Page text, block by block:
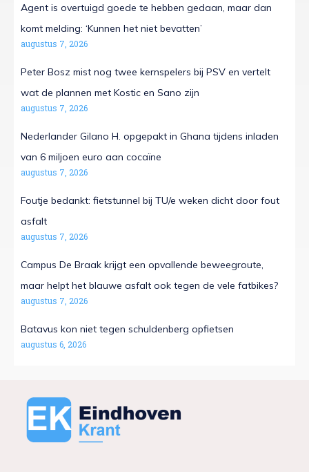
Agent is overtuigd goede te hebben gedaan, maar dan
komt melding: ‘Kunnen het niet bevatten’
augustus 7, 2026
Peter Bosz mist nog twee kernspelers bij PSV en vertelt
wat de plannen met Kostic en Sano zijn
augustus 7, 2026
Nederlander Gilano H. opgepakt in Ghana tijdens inladen
van 6 miljoen euro aan cocaïne
augustus 7, 2026
Foutje bedankt: fietstunnel bij TU/e weken dicht door fout
asfalt
augustus 7, 2026
Campus De Braak krijgt een opvallende beweegroute,
maar helpt het blauwe asfalt ook tegen de vele fatbikes?
augustus 7, 2026
Batavus kon niet tegen schuldenberg opfietsen
augustus 6, 2026